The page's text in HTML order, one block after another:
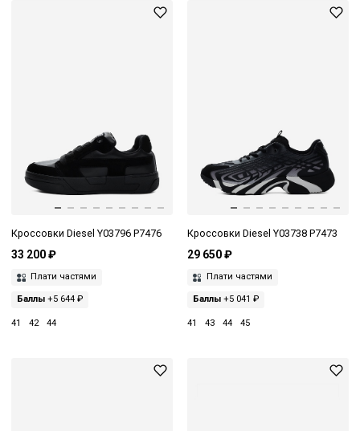
Кроссовки Diesel Y03796 P7476
33 200 ₽
Плати частями
Баллы +5 644 ₽
41 42 44
Кроссовки Diesel Y03738 P7473
29 650 ₽
Плати частями
Баллы+5 041 ₽
41 43 44 45